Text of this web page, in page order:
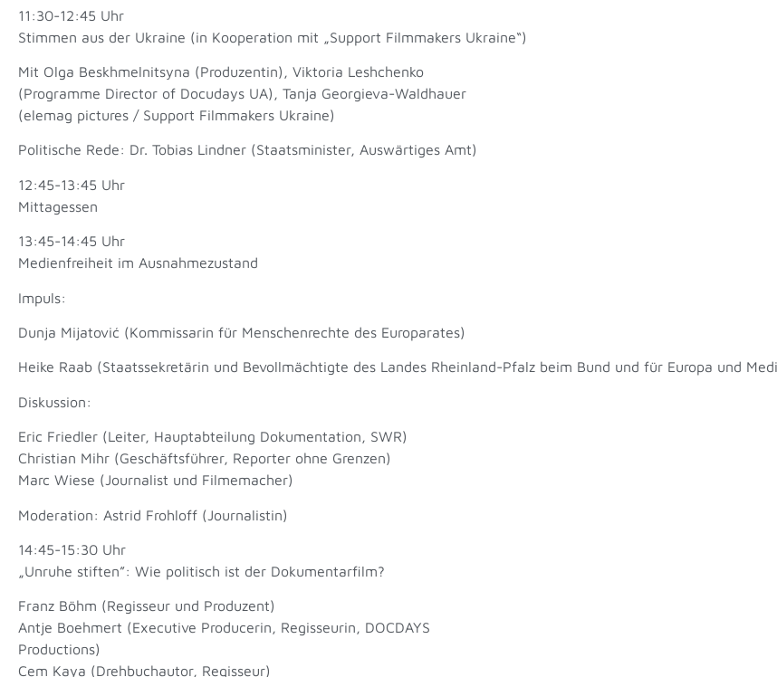
11:30-12:45 Uhr
Stimmen aus der Ukraine (in Kooperation mit „Support Filmmakers Ukraine“)
Mit Olga Beskhmelnitsyna (Produzentin), Viktoria Leshchenko
(Programme Director of Docudays UA), Tanja Georgieva-Waldhauer
(elemag pictures / Support Filmmakers Ukraine)
Politische Rede: Dr. Tobias Lindner (Staatsminister, Auswärtiges Amt)
12:45-13:45 Uhr
Mittagessen
13:45-14:45 Uhr
Medienfreiheit im Ausnahmezustand
Impuls:
Dunja Mijatović (Kommissarin für Menschenrechte des Europarates)
Heike Raab (Staatssekretärin und Bevollmächtigte des Landes Rheinland-Pfalz beim Bund und für Europa und
Diskussion:
Eric Friedler (Leiter, Hauptabteilung Dokumentation, SWR)
Christian Mihr (Geschäftsführer, Reporter ohne Grenzen)
Marc Wiese (Journalist und Filmemacher)
Moderation: Astrid Frohloff (Journalistin)
14:45-15:30 Uhr
„Unruhe stiften”: Wie politisch ist der Dokumentarfilm?
Franz Böhm (Regisseur und Produzent)
Antje Boehmert (Executive Producerin, Regisseurin, DOCDAYS
Productions)
Cem Kaya (Drehbuchautor, Regisseur)